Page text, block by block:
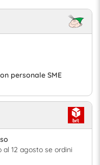
personale SME
al 12 agosto se ordini